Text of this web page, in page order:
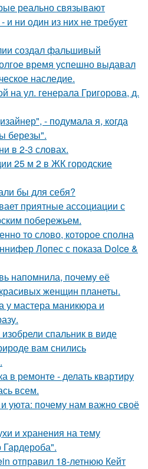
реально связывают
и ни один из них не требует
создал фальшивый
время успешно выдавал
наследие.
на ул. генерала Григорова, д.
- подумала я, когда
березы".
в 2-3 словах.
25 м 2 в ЖК городские
бы для себя?
приятные ассоциации с
побережьем.
то слово, которое сполна
Лопес с показа Dolce &
напомнила, почему её
женщин планеты.
у мастера маникюра и
спальник в виде
вам снились
в ремонте - делать квартиру
всем.
уюта: почему нам важно своё
и хранения на тему
отправил 18-летнюю Кейт